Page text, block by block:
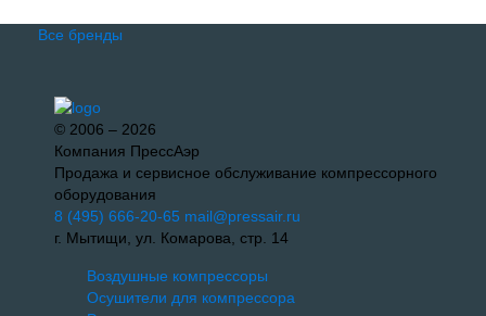
Все бренды
© 2006 – 2026
Компания ПрессАэр
Продажа и сервисное обслуживание компрессорного
оборудования
8 (495) 666-20-65 mail@pressair.ru
г. Мытищи, ул. Комарова, стр. 14
Воздушные компрессоры
Осушители для компрессора